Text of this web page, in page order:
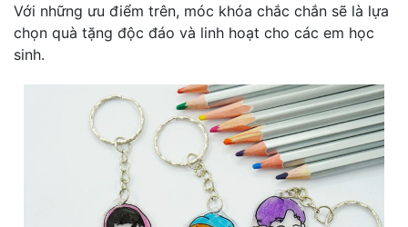
Với những ưu điểm trên, móc khóa chắc chắn sẽ là lựa
chọn quà tặng độc đáo và linh hoạt cho các em học
sinh.